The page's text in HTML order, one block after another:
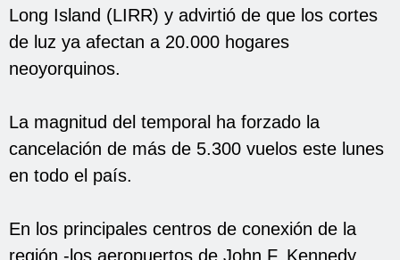
Long Island (LIRR) y advirtió de que los cortes
de luz ya afectan a 20.000 hogares
neoyorquinos.
La magnitud del temporal ha forzado la
cancelación de más de 5.300 vuelos este lunes
en todo el país.
En los principales centros de conexión de la
región -los aeropuertos de John F. Kennedy,